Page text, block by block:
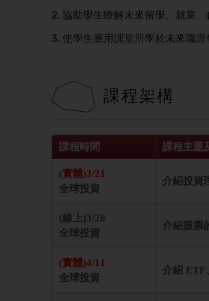
2. 協助學生瞭解未來留學、就業、
3. 使學生應用課堂所學於未來職涯
課程架構
課程時間 課程主題
(實體)3/21
全球投資
介紹投資
(線上)3/28
全球投資
介紹股票
(實體)4/11
全球投資
介紹 ETF